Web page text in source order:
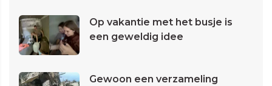
Op vakantie met het busje is
een geweldig idee
Gewoon een verzameling